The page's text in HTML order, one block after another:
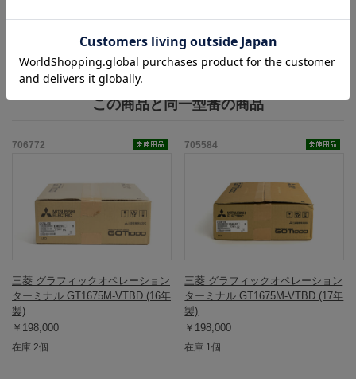
箱にはキズや汚れがありますが、本体は未使用品のため綺麗で
この商品と同一型番の商品
706772
三菱 グラフィックオペレーション
ターミナル GT1675M-VTBD (16年
製)
￥198,000
在庫 2個
705584
三菱 グラフィックオペレーション
ターミナル GT1675M-VTBD (17年
製)
￥198,000
在庫 1個